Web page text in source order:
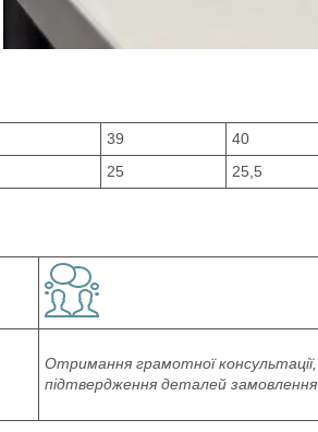
39 40
25 25,5
Отримання грамотної консультації,
підтвердження деталей замовлення